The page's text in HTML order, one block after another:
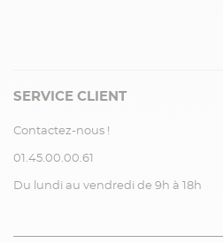
SERVICE CLIENT
Contactez-nous !
01.45.00.00.61
Du lundi au vendredi de 9h à 18h